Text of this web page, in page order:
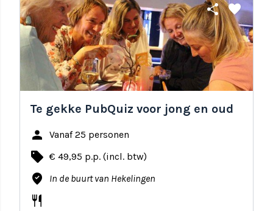
share favorite
Te gekke PubQuiz voor jong en oud
person Vanaf 25 personen
local_offer € 49,95 p.p. (incl. btw)
where_to_vote In de buurt van Hekelingen
restaurant